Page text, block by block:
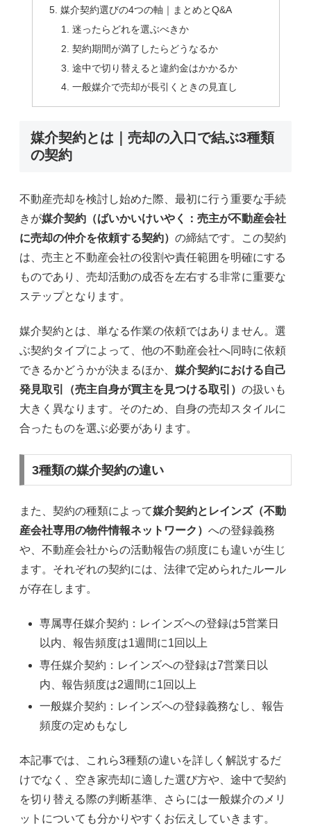
媒介契約選びの4つの軸｜まとめとQ&A
迷ったらどれを選ぶべきか
契約期間が満了したらどうなるか
途中で切り替えると違約金はかかるか
一般媒介で売却が長引くときの見直し
媒介契約とは｜売却の入口で結ぶ3種類
の契約
不動産売却を検討し始めた際、最初に行う重要な手続
きが媒介契約（ばいかいけいやく：売主が不動産会社
に売却の仲介を依頼する契約） の締結です。この契約
は、売主と不動産会社の役割や責任範囲を明確にする
ものであり、売却活動の成否を左右する非常に重要な
ステップとなります。
媒介契約とは、単なる作業の依頼ではありません。選
ぶ契約タイプによって、他の不動産会社へ同時に依頼
できるかどうかが決まるほか、 媒介契約における自己
発見取引（売主自身が買主を見つける取引） の扱いも
大きく異なります。そのため、自身の売却スタイルに
合ったものを選ぶ必要があります。
3種類の媒介契約の違い
また、契約の種類によって媒介契約とレインズ（不動
産会社専用の物件情報ネットワーク） への登録義務
や、不動産会社からの活動報告の頻度にも違いが生じ
ます。それぞれの契約には、法律で定められたルール
が存在します。
専属専任媒介契約：レインズへの登録は5営業日
以内、報告頻度は1週間に1回以上
専任媒介契約：レインズへの登録は7営業日以
内、報告頻度は2週間に1回以上
一般媒介契約：レインズへの登録義務なし、報告
頻度の定めもなし
本記事では、これら3種類の違いを詳しく解説するだ
けでなく、空き家売却に適した選び方や、途中で契約
を切り替える際の判断基準、さらには一般媒介のメリ
ットについても分かりやすくお伝えしていきます。